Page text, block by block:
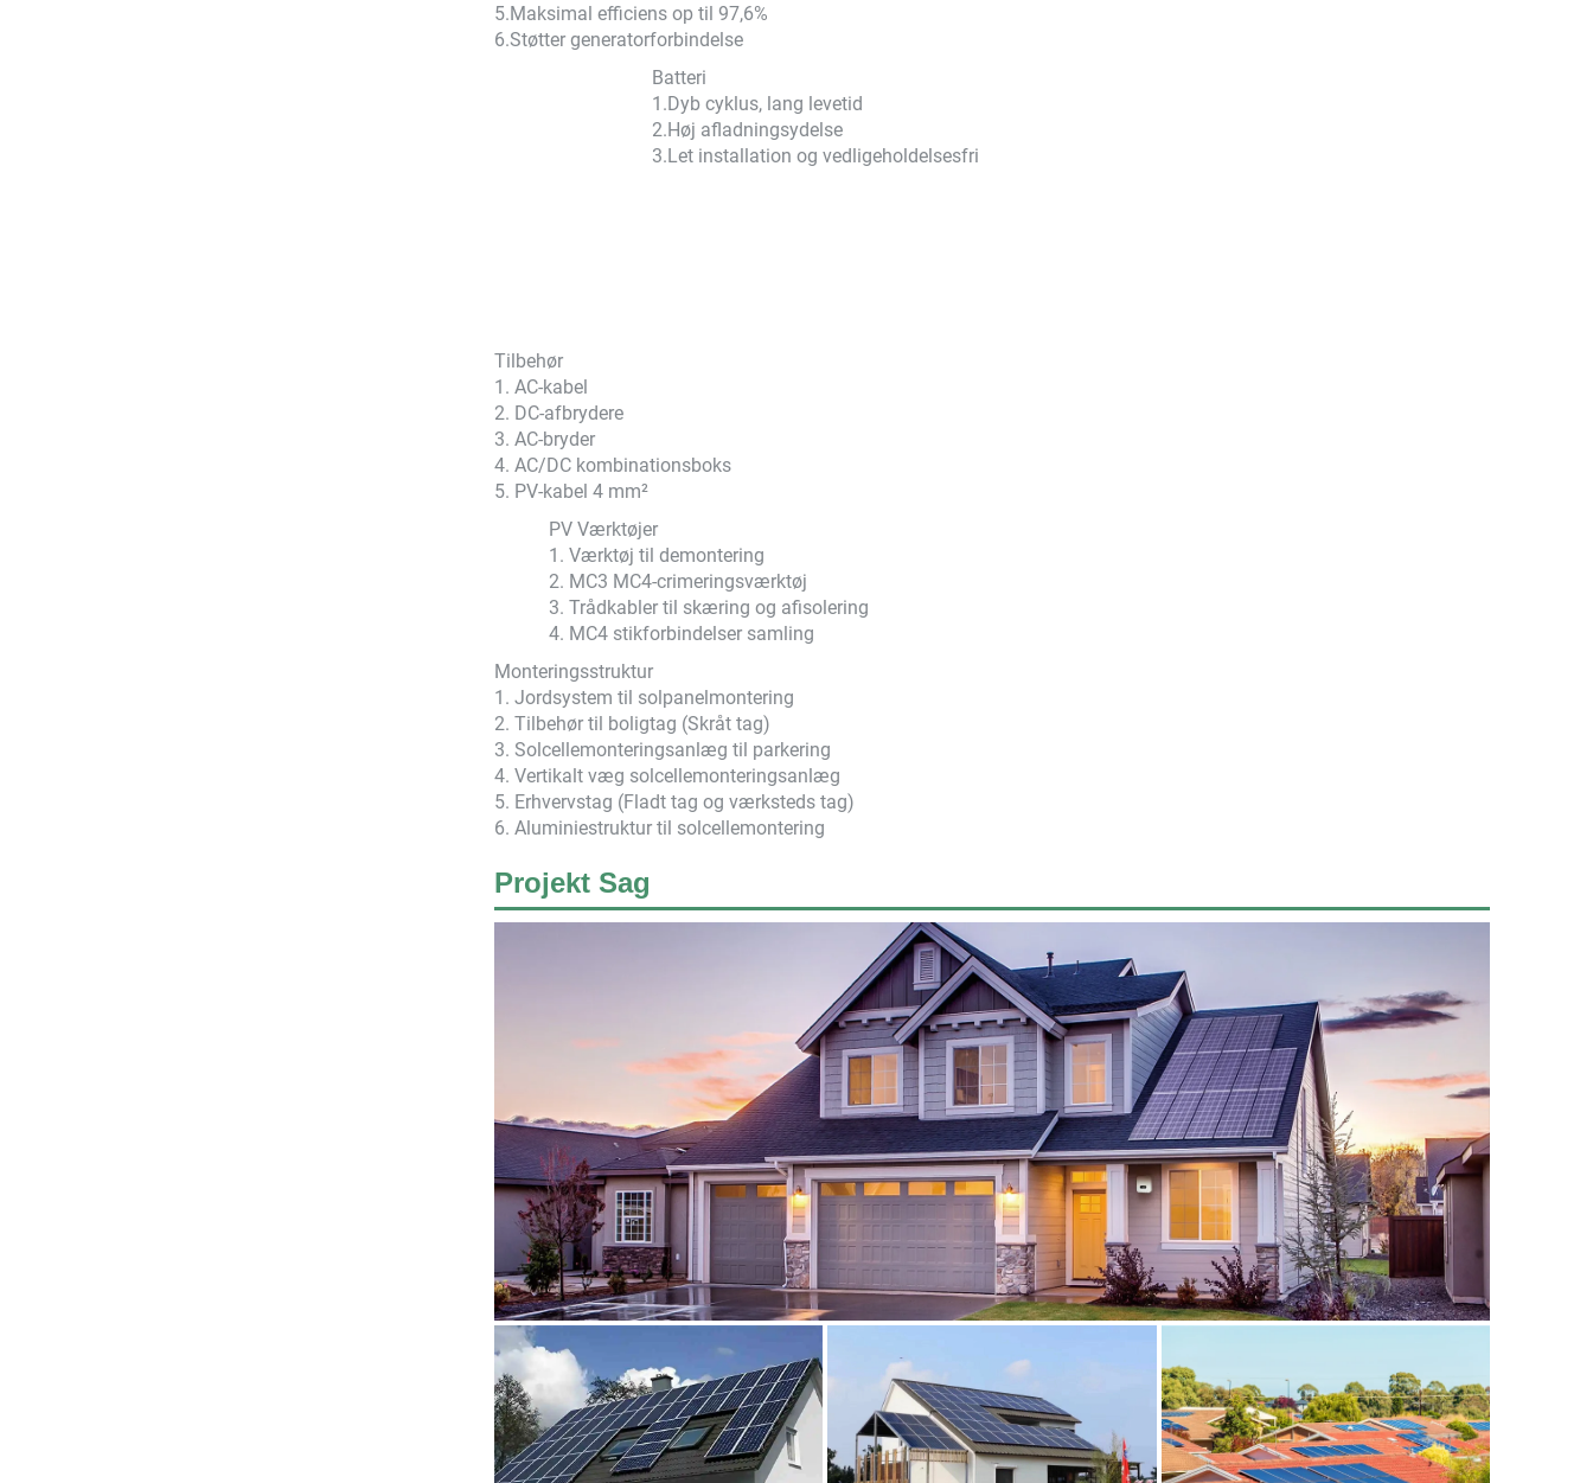
5.Maksimal efficiens op til 97,6%
6.Støtter generatorforbindelse
Batteri
1.Dyb cyklus, lang levetid
2.Høj afladningsydelse
3.Let installation og vedligeholdelsesfri
Tilbehør
1. AC-kabel
2. DC-afbrydere
3. AC-bryder
4. AC/DC kombinationsboks
5. PV-kabel 4 mm²
PV Værktøjer
1. Værktøj til demontering
2. MC3 MC4-crimeringsværktøj
3. Trådkabler til skæring og afisolering
4. MC4 stikforbindelser samling
Monteringsstruktur
1. Jordsystem til solpanelmontering
2. Tilbehør til boligtag (Skråt tag)
3. Solcellemonteringsanlæg til parkering
4. Vertikalt væg solcellemonteringsanlæg
5. Erhvervstag (Fladt tag og værksteds tag)
6. Aluminiestruktur til solcellemontering
Projekt Sag